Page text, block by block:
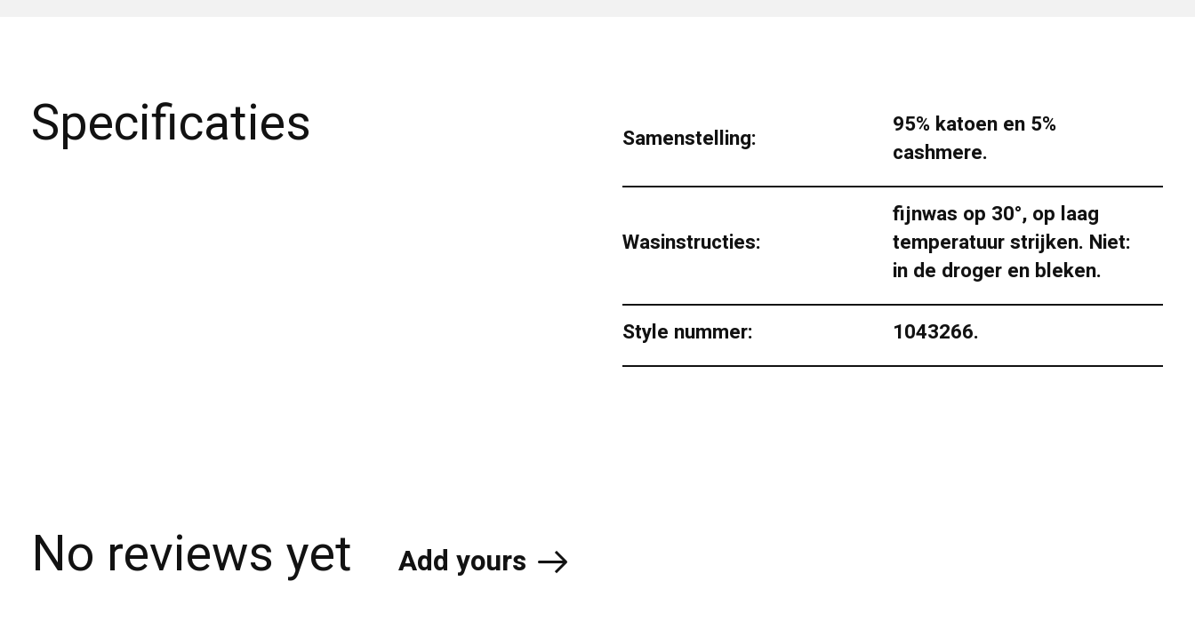
Specificaties Samenstelling:
95% katoen en 5%
cashmere.
Wasinstructies:
fijnwas op 30°, op laag
temperatuur strijken. Niet:
in de droger en bleken.
Style nummer: 1043266.
No reviews yet Add yours